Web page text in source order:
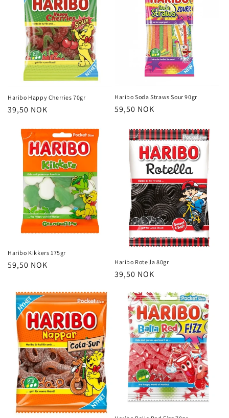
Haribo Happy Cherries 70gr
Vanlig
39,50 NOK
Haribo Soda Straws Sour 90gr
Vanlig
59,50 NOK
Haribo Kikkers 175gr
Vanlig
59,50 NOK Haribo Rotella 80gr
Vanlig
39,50 NOK